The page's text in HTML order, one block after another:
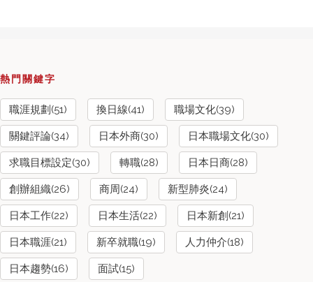
熱門關鍵字
職涯規劃(51) 換日線(41) 職場文化(39)
關鍵評論(34) 日本外商(30) 日本職場文化(30)
求職目標設定(30) 轉職(28) 日本日商(28)
創辦組織(26) 商周(24) 新型肺炎(24)
日本工作(22) 日本生活(22) 日本新創(21)
日本職涯(21) 新卒就職(19) 人力仲介(18)
日本趨勢(16) 面試(15)